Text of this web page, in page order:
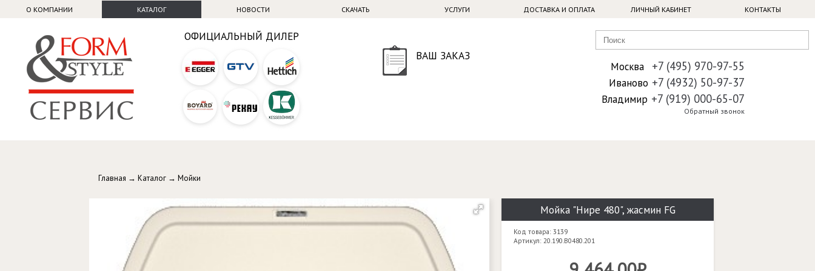
О КОМПАНИИ КАТАЛОГ НОВОСТИ СКАЧАТЬ УСЛУГИ ДОСТАВКА И ОПЛАТА ЛИЧНЫЙ КАБИНЕТ КОНТАКТЫ
ОФИЦИАЛЬНЫЙ ДИЛЕР
ВАШ ЗАКАЗ
Москва +7 (495) 970-97-55
Иваново +7 (4932) 50-97-37
Владимир +7 (919) 000-65-07
Обратный звонок
Главная → Каталог → Мойки
Мойка "Нире 480", жасмин FG
Код товара: 3139
Артикул: 20.190.B0480.201